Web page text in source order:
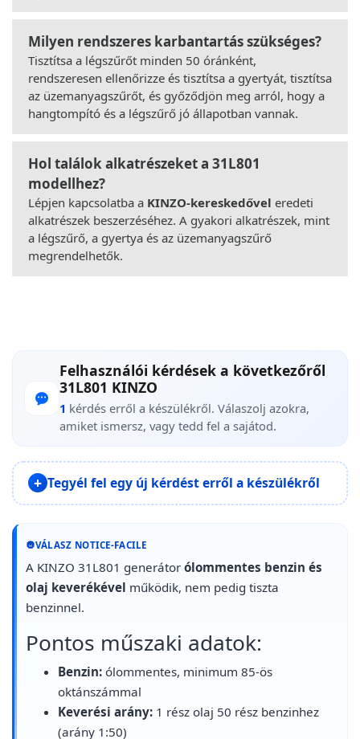
Milyen rendszeres karbantartás szükséges?
Tisztítsa a légszűrőt minden 50 óránként,
rendszeresen ellenőrizze és tisztítsa a gyertyát, tisztítsa
az üzemanyagszűrőt, és győződjön meg arról, hogy a
hangtompító és a légszűrő jó állapotban vannak.
Hol találok alkatrészeket a 31L801
modellhez?
Lépjen kapcsolatba a KINZO-kereskedővel eredeti
alkatrészek beszerzéséhez. A gyakori alkatrészek, mint
a légszűrő, a gyertya és az üzemanyagszűrő
megrendelhetők.
Felhasználói kérdések a következőről
31L801 KINZO
1 kérdés erről a készülékről. Válaszolj azokra,
amiket ismersz, vagy tedd fel a sajátod.
Tegyél fel egy új kérdést erről a készülékről
VÁLASZ NOTICE-FACILE
A KINZO 31L801 generátor ólommentes benzin és
olaj keverékével működik, nem pedig tiszta
benzinnel.
Pontos műszaki adatok:
Benzin: ólommentes, minimum 85-ös
oktánszámmal
Keverési arány: 1 rész olaj 50 rész benzinhez
(arány 1:50)